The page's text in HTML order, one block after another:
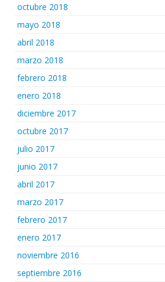
octubre 2018
mayo 2018
abril 2018
marzo 2018
febrero 2018
enero 2018
diciembre 2017
octubre 2017
julio 2017
junio 2017
abril 2017
marzo 2017
febrero 2017
enero 2017
noviembre 2016
septiembre 2016